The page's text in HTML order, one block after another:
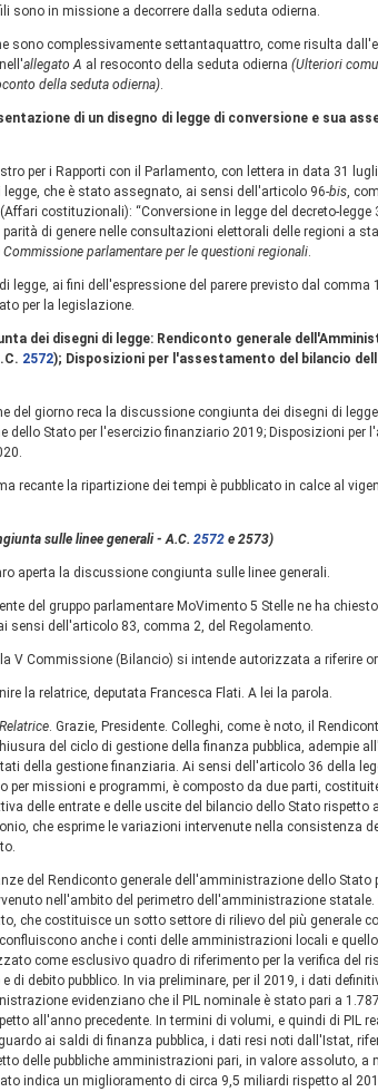
sono in missione a decorrere dalla seduta odierna.
sono complessivamente settantaquattro, come risulta
allegato A al resoconto della seduta odierna (Ulteriori
della seduta odierna).
di un disegno di legge di conversione e sua
per i Rapporti con il Parlamento, con lettera in data 31
legge, che è stato assegnato, ai sensi dell'articolo 96-bis,
costituzionali): “Conversione in legge del decreto-
di genere nelle consultazioni elettorali delle regioni a
parlamentare per le questioni regionali.
legge, ai fini dell'espressione del parere previsto dal comma
per la legislazione.
dei disegni di legge: Rendiconto generale
2572); Disposizioni per l'assestamento del bilancio
del giorno reca la discussione congiunta dei disegni di
dello Stato per l'esercizio finanziario 2019; Disposizioni per
recante la ripartizione dei tempi è pubblicato in calce al
sulle linee generali - A.C. 2572 e 2573)
aperta la discussione congiunta sulle linee generali.
del gruppo parlamentare MoVimento 5 Stelle ne ha
sensi dell'articolo 83, comma 2, del Regolamento.
V Commissione (Bilancio) si intende autorizzata a riferire
la relatrice, deputata Francesca Flati. A lei la parola.
Relatrice. Grazie, Presidente. Colleghi, come è noto, il
del ciclo di gestione della finanza pubblica, adempie
della gestione finanziaria. Ai sensi dell'articolo 36 della
per missioni e programmi, è composto da due parti,
delle entrate e delle uscite del bilancio dello Stato rispetto
che esprime le variazioni intervenute nella consistenza
del Rendiconto generale dell'amministrazione dello Stato
nell'ambito del perimetro dell'amministrazione
che costituisce un sotto settore di rilievo del più generale
anche i conti delle amministrazioni locali e
come esclusivo quadro di riferimento per la verifica del
di debito pubblico. In via preliminare, per il 2019, i dati
evidenziano che il PIL nominale è stato pari a
all'anno precedente. In termini di volumi, e quindi di PIL
ai saldi di finanza pubblica, i dati resi noti dall'Istat,
delle pubbliche amministrazioni pari, in valore assoluto, a
indica un miglioramento di circa 9,5 miliardi rispetto al